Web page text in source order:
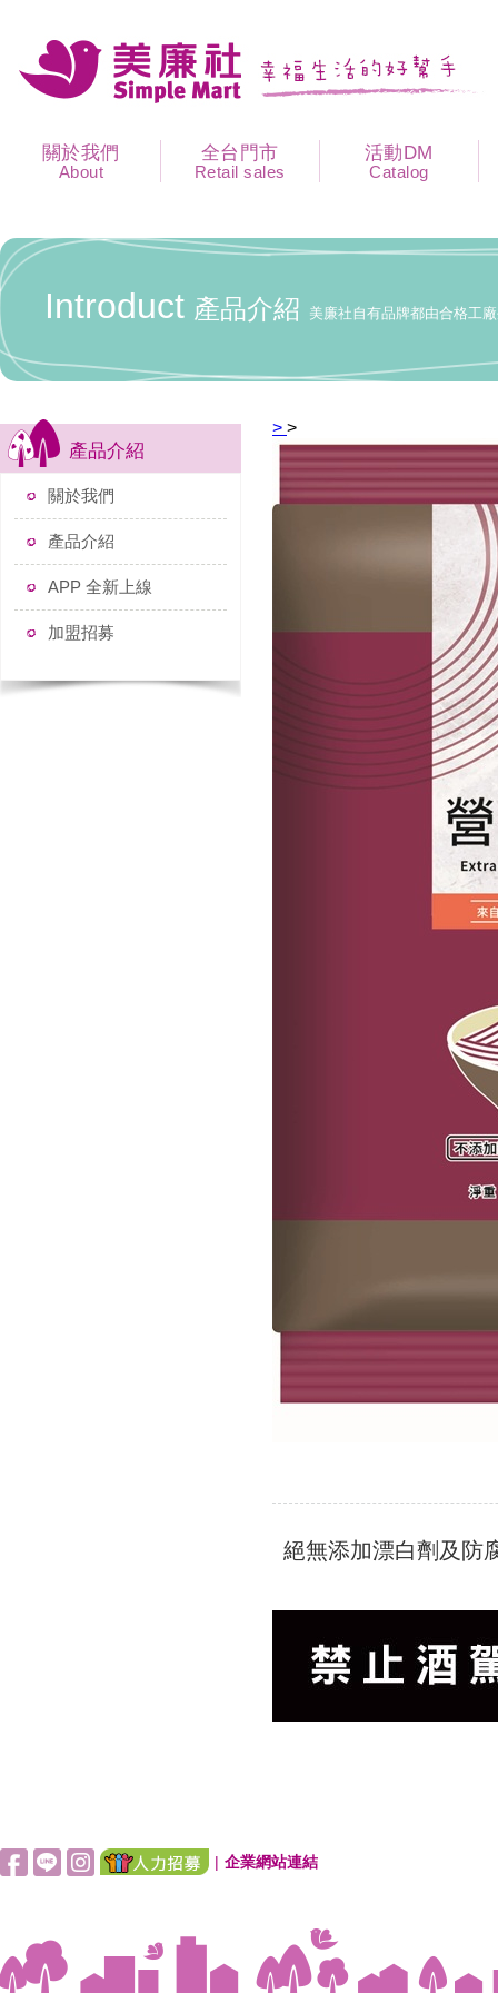
關於我們
About
全台門市
Retail sales
活動DM
Catalog
Introduct 產品介紹 美廉社自有品牌都由合格工
產品介紹
關於我們
產品介紹
APP 全新上線
加盟招募
> >
絕無添加漂白劑及防
| 企業網站連結